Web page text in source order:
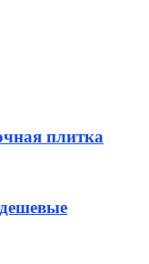
плитка